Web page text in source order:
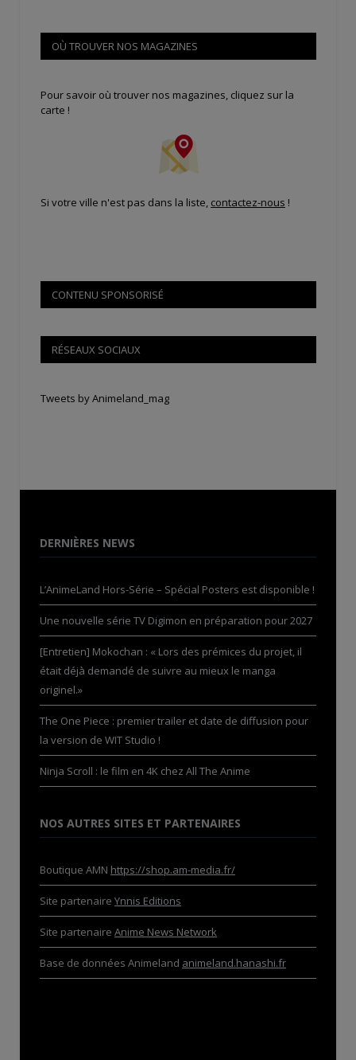
OÙ TROUVER NOS MAGAZINES
Pour savoir où trouver nos magazines, cliquez sur la
carte !
Si votre ville n'est pas dans la liste, contactez-nous !
CONTENU SPONSORISÉ
RÉSEAUX SOCIAUX
Tweets by Animeland_mag
DERNIÈRES NEWS
L’AnimeLand Hors-Série – Spécial Posters est disponible !
Une nouvelle série TV Digimon en préparation pour 2027
[Entretien] Mokochan : « Lors des prémices du projet, il
était déjà demandé de suivre au mieux le manga
originel.»
The One Piece : premier trailer et date de diffusion pour
la version de WIT Studio !
Ninja Scroll : le film en 4K chez All The Anime
NOS AUTRES SITES ET PARTENAIRES
Boutique AMN https://shop.am-media.fr/
Site partenaire Ynnis Editions
Site partenaire Anime News Network
Base de données Animeland animeland.hanashi.fr